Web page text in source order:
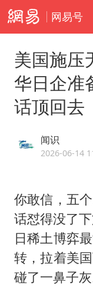
网易号
美国施压
华日企准
话顶回去
闻识
2026-06-14
你敢信，五
话怼得没了
日稀土博弈
转，拉着美
碰了一鼻子灰